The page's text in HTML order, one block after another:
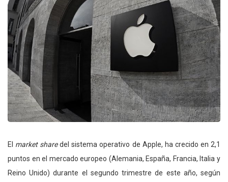
El market sharedel sistema operativo de Apple, ha crecido en 2,1
puntos en el mercado europeo (Alemania, España, Francia, Italia y
Reino Unido) durante el segundo trimestre de este año, según